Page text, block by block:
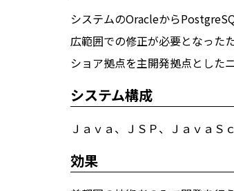
システムのOracleから
広範囲での修正が必要となった
ショア拠点を主開発拠点とした
システム構成
Ｊａｖａ、ＪＳＰ、ＪａｖａＳ
効果